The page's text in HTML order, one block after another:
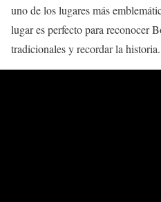
uno de los lugares más
lugar es perfecto para reconocer
tradicionales y recordar la historia.